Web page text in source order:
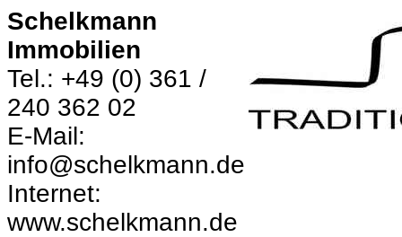
Schelkmann
Immobilien
Tel.: +49 (0) 361 /
240 362 02
E-Mail:
info@schelkmann.de
Internet:
www.schelkmann.de